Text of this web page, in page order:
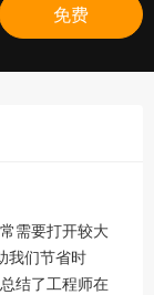
免费
需要打开较大
我们节省时
结了工程师在